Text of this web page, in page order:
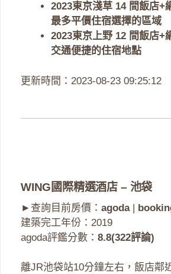
2023東京淺草 14 間飯店+
最多平價住宿選擇的區域
2023東京上野 12 間飯店+
交通便捷的住宿地點
更新時間：2023-08-23 09:25:12
WING國際精選酒店 – 池袋
►查詢目前房價： agoda|
建築完工年份：2019
agoda評鑑分數： 8.8(322評論)
離JR池袋站10分鐘左右，飯店鄰